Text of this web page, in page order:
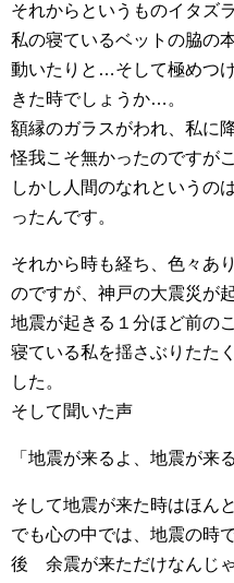
それからというものイタズ
私の寝ているベットの脇の
動いたりと…そして極めつ
きた時でしょうか…。
額縁のガラスがわれ、私に
怪我こそ無かったのですが
しかし人間のなれというの
ったんです。
それから時も経ち、色々あ
のですが、神戸の大震災が
地震が起きる１分ほど前の
寝ている私を揺さぶりたた
した。
そして聞いた声
「地震が来るよ、地震が来
そして地震が来た時はほん
でも心の中では、地震の時
後 余震が来ただけなんじ